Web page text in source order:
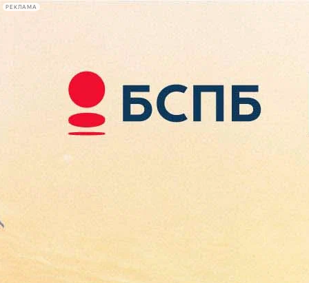
РЕКЛАМА
Сегодня:
2026.08.08
04:48
Афиша Plus